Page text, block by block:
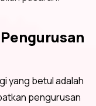
yang betul adalah
pengurusan